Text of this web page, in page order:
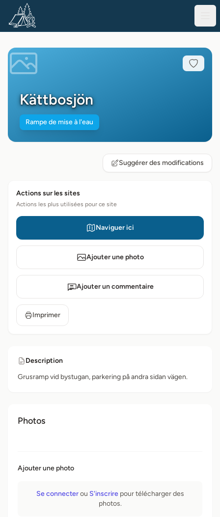
Kättbosjön
Rampe de mise à l'eau
Suggérer des modifications
Actions sur les sites
Actions les plus utilisées pour ce site
Naviguer ici
Ajouter une photo
Ajouter un commentaire
Imprimer
Description
Grusramp vid bystugan, parkering på andra sidan vägen.
Photos
Ajouter une photo
Se connecterou S'inscrirepour télécharger des
photos.